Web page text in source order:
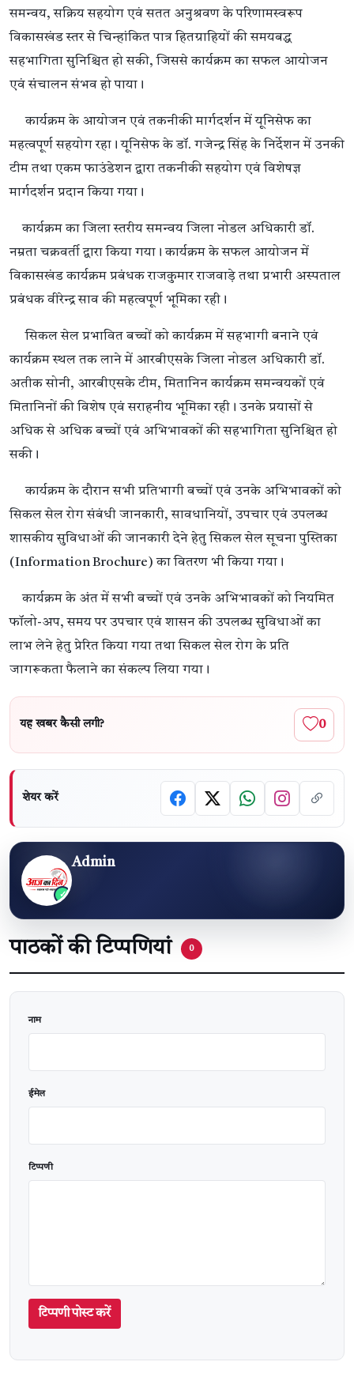
समन्वय, सक्रिय सहयोग एवं सतत अनुश्रवण के परिणामस्वरूप
विकासखंड स्तर से चिन्हांकित पात्र हितग्राहियों की समयबद्ध
सहभागिता सुनिश्चित हो सकी, जिससे कार्यक्रम का सफल आयोजन
एवं संचालन संभव हो पाया।
कार्यक्रम के आयोजन एवं तकनीकी मार्गदर्शन में यूनिसेफ का
महत्वपूर्ण सहयोग रहा। यूनिसेफ के डॉ. गजेन्द्र सिंह के निर्देशन में उनकी
टीम तथा एकम फाउंडेशन द्वारा तकनीकी सहयोग एवं विशेषज्ञ
मार्गदर्शन प्रदान किया गया।
कार्यक्रम का जिला स्तरीय समन्वय जिला नोडल अधिकारी डॉ.
नम्रता चक्रवर्ती द्वारा किया गया। कार्यक्रम के सफल आयोजन में
विकासखंड कार्यक्रम प्रबंधक राजकुमार राजवाड़े तथा प्रभारी अस्पताल
प्रबंधक वीरेन्द्र साव की महत्वपूर्ण भूमिका रही।
सिकल सेल प्रभावित बच्चों को कार्यक्रम में सहभागी बनाने एवं
कार्यक्रम स्थल तक लाने में आरबीएसके जिला नोडल अधिकारी डॉ.
अतीक सोनी, आरबीएसके टीम, मितानिन कार्यक्रम समन्वयकों एवं
मितानिनों की विशेष एवं सराहनीय भूमिका रही। उनके प्रयासों से
अधिक से अधिक बच्चों एवं अभिभावकों की सहभागिता सुनिश्चित हो
सकी।
कार्यक्रम के दौरान सभी प्रतिभागी बच्चों एवं उनके अभिभावकों को
सिकल सेल रोग संबंधी जानकारी, सावधानियों, उपचार एवं उपलब्ध
शासकीय सुविधाओं की जानकारी देने हेतु सिकल सेल सूचना पुस्तिका
(Information Brochure) का वितरण भी किया गया।
कार्यक्रम के अंत में सभी बच्चों एवं उनके अभिभावकों को नियमित
फॉलो-अप, समय पर उपचार एवं शासन की उपलब्ध सुविधाओं का
लाभ लेने हेतु प्रेरित किया गया तथा सिकल सेल रोग के प्रति
जागरूकता फैलाने का संकल्प लिया गया।
यह खबर कैसी लगी? 0
शेयर करें
Admin
पाठकों की टिप्पणियां 0
नाम
ईमेल
टिप्पणी
टिप्पणी पोस्ट करें